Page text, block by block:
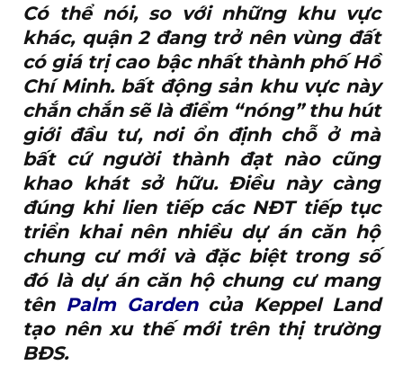
Có thể nói, so với những khu vực
khác, quận 2 đang trở nên vùng đất
có giá trị cao bậc nhất thành phố Hồ
Chí Minh. bất động sản khu vực này
chắn chắn sẽ là điểm “nóng” thu hút
giới đầu tư, nơi ổn định chỗ ở mà
bất cứ người thành đạt nào cũng
khao khát sở hữu. Điều này càng
đúng khi lien tiếp các NĐT tiếp tục
triển khai nên nhiều dự án căn hộ
chung cư mới và đặc biệt trong số
đó là dự án căn hộ chung cư mang
tên Palm Gardencủa Keppel Land
tạo nên xu thế mới trên thị trường
BĐS.